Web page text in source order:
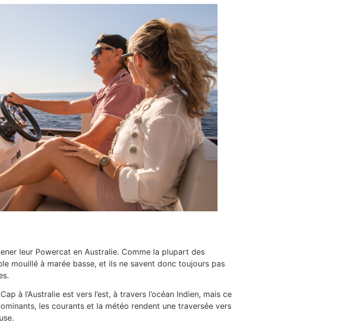
leur Powercat en Australie. Comme la plupart des
mouillé à marée basse, et ils ne savent donc toujours pas
à l’Australie est vers l’est, à travers l’océan Indien, mais ce
les courants et la météo rendent une traversée vers